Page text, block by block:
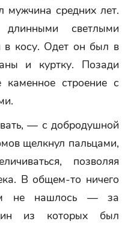
мужчина средних лет.
светлыми
в косу. Одет он был в
и куртку. Позади
строение с
— с добродушной
щелкнул пальцами,
позволяя
В общем-то ничего
не нашлось — за
из которых был